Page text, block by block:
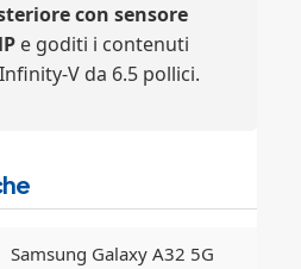
con sensore
e goditi i contenuti
V da 6.5 pollici.
Samsung Galaxy A32 5G